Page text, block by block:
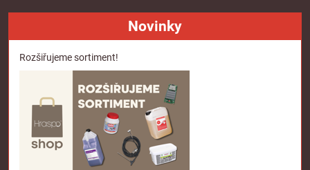
Novinky
Rozšiřujeme sortiment!